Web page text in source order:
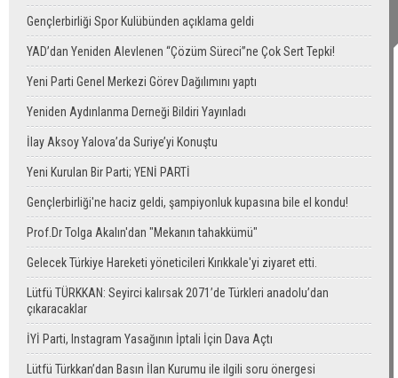
Gençlerbirliği Spor Kulübünden açıklama geldi
YAD’dan Yeniden Alevlenen “Çözüm Süreci”ne Çok Sert Tepki!
Yeni Parti Genel Merkezi Görev Dağılımını yaptı
Yeniden Aydınlanma Derneği Bildiri Yayınladı
İlay Aksoy Yalova’da Suriye’yi Konuştu
Yeni Kurulan Bir Parti; YENİ PARTİ
Gençlerbirliği'ne haciz geldi, şampiyonluk kupasına bile el kondu!
Prof.Dr Tolga Akalın'dan "Mekanın tahakkümü"
Gelecek Türkiye Hareketi yöneticileri Kırıkkale'yi ziyaret etti.
Lütfü TÜRKKAN: Seyirci kalırsak 2071’de Türkleri anadolu’dan
çıkaracaklar
İYİ Parti, Instagram Yasağının İptali İçin Dava Açtı
Lütfü Türkkan’dan Basın İlan Kurumu ile ilgili soru önergesi